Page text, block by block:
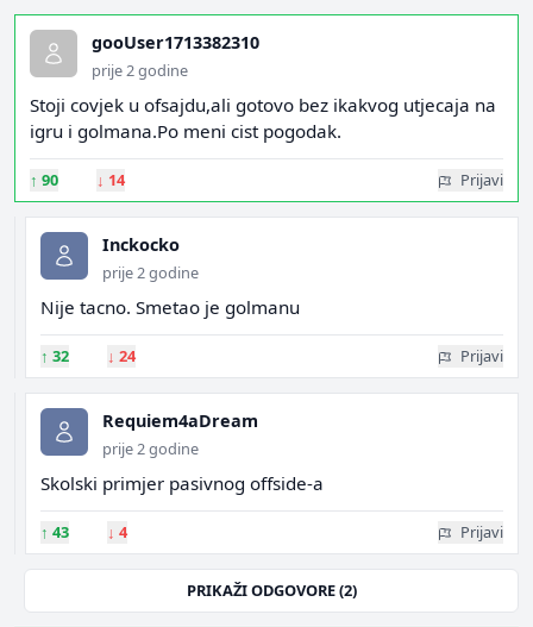
gooUser1713382310
prije 2 godine
Stoji covjek u ofsajdu,ali gotovo bez ikakvog utjecaja na
igru i golmana.Po meni cist pogodak.
↑ 90 ↓ 14 Prijavi
Inckocko
prije 2 godine
Nije tacno. Smetao je golmanu
↑ 32 ↓ 24 Prijavi
Requiem4aDream
prije 2 godine
Skolski primjer pasivnog offside-a
↑ 43 ↓ 4 Prijavi
PRIKAŽI ODGOVORE (2)